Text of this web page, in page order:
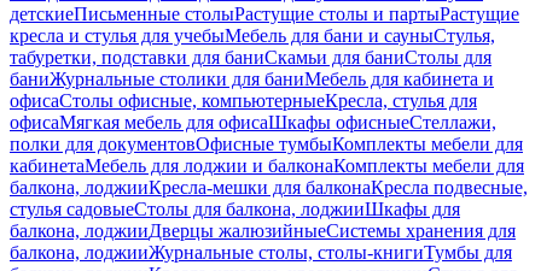
детскиеПисьменные столыРастущие столы и партыРастущие
кресла и стулья для учебыМебель для бани и сауныСтулья,
табуретки, подставки для баниСкамьи для баниСтолы для
баниЖурнальные столики для баниМебель для кабинета и
офисаСтолы офисные, компьютерныеКресла, стулья для
офисаМягкая мебель для офисаШкафы офисныеСтеллажи,
полки для документовОфисные тумбыКомплекты мебели для
кабинетаМебель для лоджии и балконаКомплекты мебели для
балкона, лоджииКресла-мешки для балконаКресла подвесные,
стулья садовыеСтолы для балкона, лоджииШкафы для
балкона, лоджииДверцы жалюзийныеСистемы хранения для
балкона, лоджииЖурнальные столы, столы-книгиТумбы для